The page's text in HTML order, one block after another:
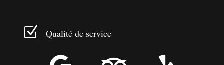
Z Qualité de service